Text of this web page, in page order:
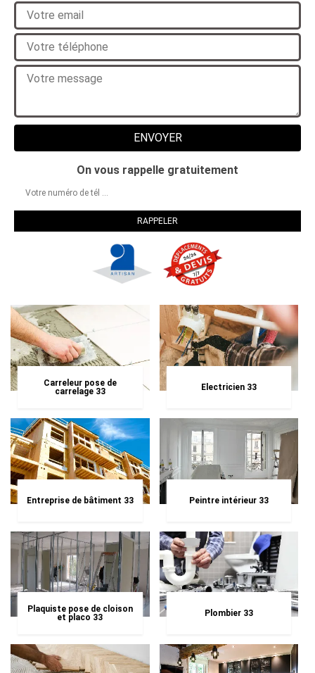
On vous rappelle gratuitement
Carreleur pose de
carrelage 33
Electricien 33
Entreprise de bâtiment 33 Peintre intérieur 33
Plaquiste pose de cloison
et placo 33
Plombier 33